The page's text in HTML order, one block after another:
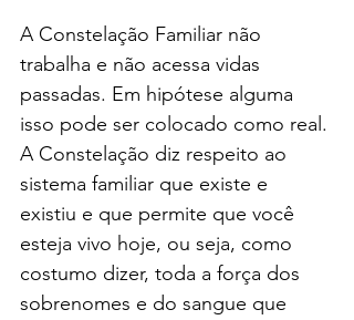
A Constelação Familiar não
trabalha e não acessa vidas
passadas. Em hipótese alguma
isso pode ser colocado como real.
A Constelação diz respeito ao
sistema familiar que existe e
existiu e que permite que você
esteja vivo hoje, ou seja, como
costumo dizer, toda a força dos
sobrenomes e do sangue que